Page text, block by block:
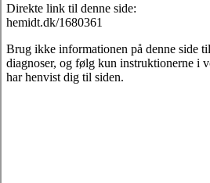
Direkte link til denne side:
hemidt.dk/1680361
Brug ikke informationen på denne side
diagnoser, og følg kun instruktionerne i
har henvist dig til siden.